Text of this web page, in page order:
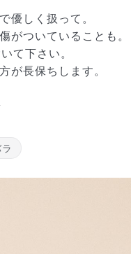
？
れている」などの不備が
にサポートまでご連絡く
。
優しく扱って。
がついていることも。
て下さい。
が長保ちします。